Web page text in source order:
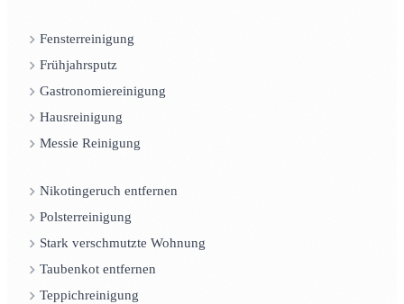
Fensterreinigung
Frühjahrsputz
Gastronomiereinigung
Hausreinigung
Messie Reinigung
Nikotingeruch entfernen
Polsterreinigung
Stark verschmutzte Wohnung
Taubenkot entfernen
Teppichreinigung